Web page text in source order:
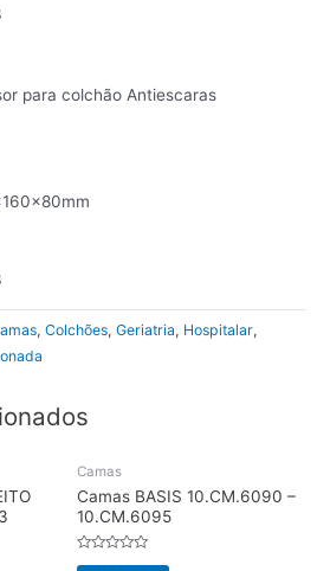
para colchão Antiescaras
, Colchões, Geriatria, Hospitalar,
Camas
Camas BASIS 10.CM.6090 –
10.CM.6095
Avaliação